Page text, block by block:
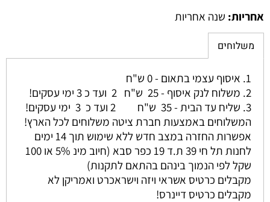
אחריות: שנה אחריות
משלוחים
1. איסוף עצמי בתאום - 0 ש"ח
2. משלוח לנק איסוף - 25 ש"ח 2 ועד כ 3 ימי עסקים!
3. שליח עד הבית - 35 ש"ח 2 ועד כ 3 ימי עסקים!
המשלוחים באמצעות חברת ציטה משלוחים לכל הארץ!
אפשרות החזרה במצב חדש ללא שימוש תוך 14 ימים
לחנות תל חי 39 ת.ד 19 כפר סבא (חיוב מינ 5% או 100
שקל לפי הנמוך בינהם בהתאם לתקנות)
מקבלים כרטיס אשראי ויזה וישראכרט ואמריקן לא
מקבלים כרטיס דיינרס!